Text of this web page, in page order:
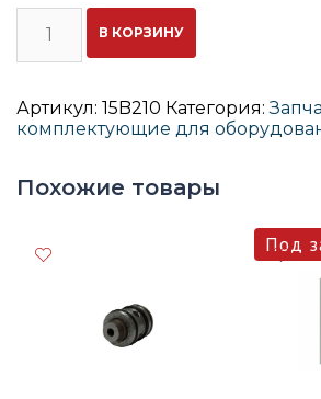
Количество
15B210
Воздушная
Rever-
S,
круглое
В КОРЗИНУ
Артикул: 15B210 Категория:
комплектующие для
Похожие товары